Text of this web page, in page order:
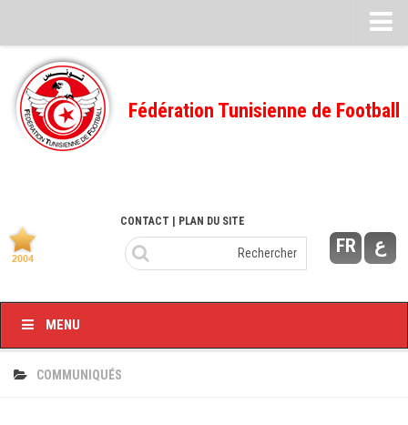
Feuille de match
FMI – 2022/2023
Ligue I – 2022/2023
Ligue I – 2020/2021
Ligue I – 2019/2020
Feuilles de match 2018/2019
Fédération Tunisienne de Football
FR ع
CONTACT | PLAN DU SITE
MENU
COMMUNIQUÉS